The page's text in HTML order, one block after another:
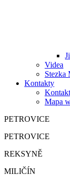
Videa
Stezka
Kontakty
Mapa
PETROVICE
PETROVICE
REKSYNĚ
MILIČÍN